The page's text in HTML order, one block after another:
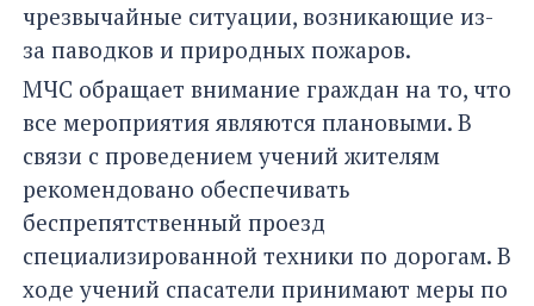
чрезвычайные ситуации, возникающие из-
за паводков и природных пожаров.
МЧС обращает внимание граждан на то, что
все мероприятия являются плановыми. В
связи с проведением учений жителям
рекомендовано обеспечивать
беспрепятственный проезд
специализированной техники по дорогам. В
ходе учений спасатели принимают меры по